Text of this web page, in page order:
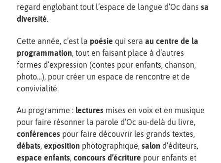
regard englobant tout l’espace de langue d’Oc dans sa
diversité.
Cette année, c’est la poésie qui sera au centre de la
programmation, tout en faisant place à d’autres
formes d’expression (contes pour enfants, chanson,
photo…), pour créer un espace de rencontre et de
convivialité.
Au programme : lectures mises en voix et en musique
pour faire résonner la parole d’Oc au-delà du livre,
conférences pour faire découvrir les grands textes,
débats, exposition photographique, salon d’éditeurs,
espace enfants, concours d’écriture pour enfants et